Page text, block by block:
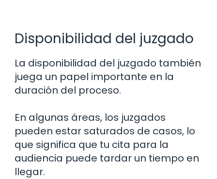
Disponibilidad del juzgado
La disponibilidad del juzgado también
juega un papel importante en la
duración del proceso.
En algunas áreas, los juzgados
pueden estar saturados de casos, lo
que significa que tu cita para la
audiencia puede tardar un tiempo en
llegar.